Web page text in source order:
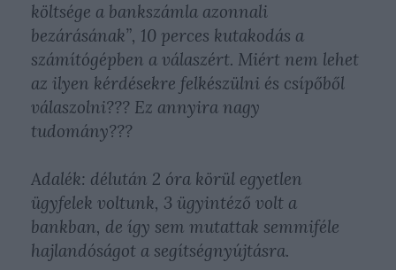
költsége a bankszámla azonnali
bezárásának”, 10 perces kutakodás a
számítógépben a válaszért. Miért nem lehet
az ilyen kérdésekre felkészülni és csípőből
válaszolni??? Ez annyira nagy
tudomány???
Adalék: délután 2 óra körül egyetlen
ügyfelek voltunk, 3 ügyintéző volt a
bankban, de így sem mutattak semmiféle
hajlandóságot a segítségnyújtásra.